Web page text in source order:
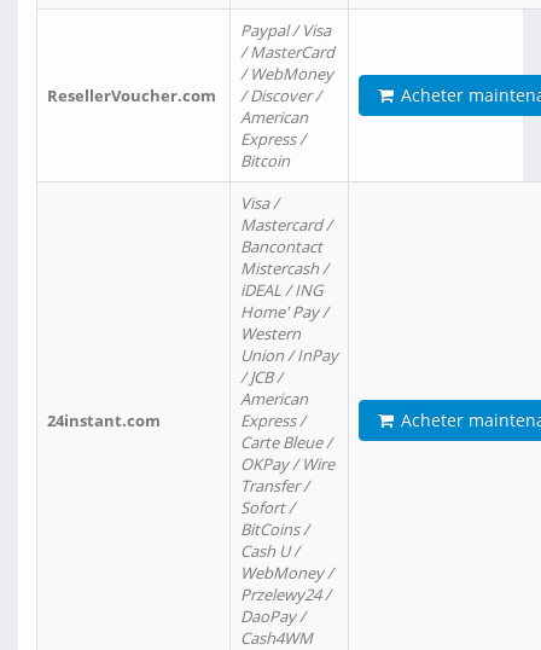
ResellerVoucher.com
Paypal / Visa
/ MasterCard
/ WebMoney
/ Discover /
American
Express /
Bitcoin
Acheter
24instant.com
Visa /
Mastercard /
Bancontact
Mistercash /
iDEAL / ING
Home' Pay /
Western
Union / InPay
/ JCB /
American
Express /
Carte Bleue /
OKPay / Wire
Transfer /
Sofort /
BitCoins /
Cash U /
WebMoney /
Przelewy24 /
DaoPay /
Cash4WM
Acheter